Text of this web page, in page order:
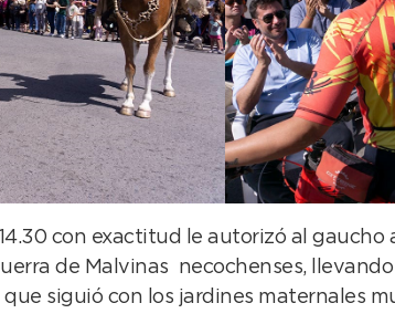
con exactitud le autorizó al
de Malvinas necochenses,
siguió con los jardines maternales